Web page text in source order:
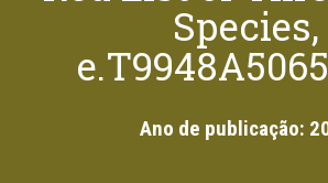
Species,
Ano de publicação: